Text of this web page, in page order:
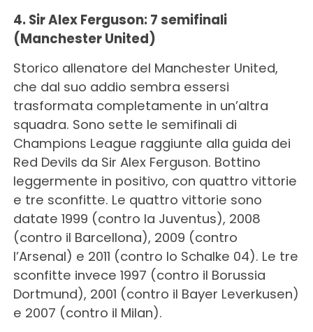
4. Sir Alex Ferguson: 7 semifinali
(Manchester United)
Storico allenatore del Manchester United,
che dal suo addio sembra essersi
trasformata completamente in un’altra
squadra. Sono sette le semifinali di
Champions League raggiunte alla guida dei
Red Devils da Sir Alex Ferguson. Bottino
leggermente in positivo, con quattro vittorie
e tre sconfitte. Le quattro vittorie sono
datate 1999 (contro la Juventus), 2008
(contro il Barcellona), 2009 (contro
l’Arsenal) e 2011 (contro lo Schalke 04). Le tre
sconfitte invece 1997 (contro il Borussia
Dortmund), 2001 (contro il Bayer Leverkusen)
e 2007 (contro il Milan).